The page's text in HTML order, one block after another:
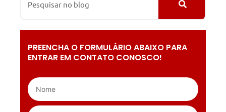
PREENCHA O FORMULÁRIO ABAIXO PARA
ENTRAR EM CONTATO CONOSCO!